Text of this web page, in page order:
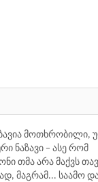
მოთხრობილი,
ნაზავი − ასე რომ
თმა არა მაქვს
მაგრამ... საამო